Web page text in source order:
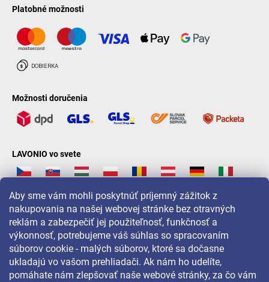
Aby sme vám mohli poskytnúť príjemný zážitok z
nakupovania na našej webovej stránke bez otravných
reklám a zabezpečiť jej použiteľnosť, funkčnosť a
výkonnosť, potrebujeme váš súhlas so spracovaním
súborov cookie - malých súborov, ktoré sa dočasne
ukladajú vo vašom prehliadači. Ak nám ho udelíte,
pomáhate nám zlepšovať naše webové stránky, za čo vám
Platobné možnosti
Možnosti doručenia
LAVONIO vo svete
Pre akcie, súťaže a zľavy nás sledujte na: